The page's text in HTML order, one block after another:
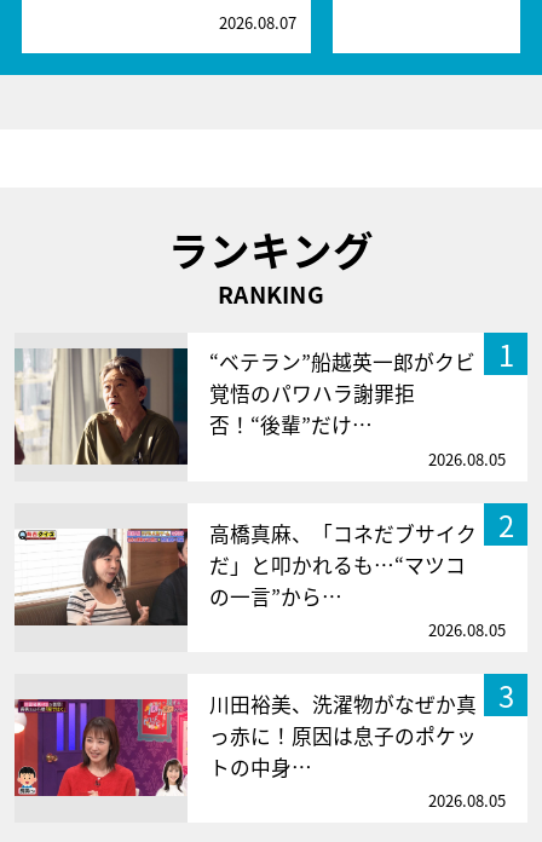
2026.08.07
ランキング
RANKING
1
“ベテラン”船越英一郎がクビ
覚悟のパワハラ謝罪拒
否！“後輩”だけ…
2026.08.05
2
高橋真麻、「コネだブサイク
だ」と叩かれるも…“マツコ
の一言”から…
2026.08.05
3
川田裕美、洗濯物がなぜか真
っ赤に！原因は息子のポケッ
トの中身…
2026.08.05